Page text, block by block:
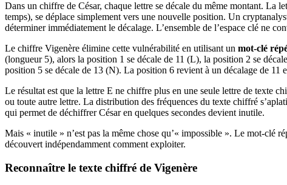
Dans un chiffre de César, chaque lettre se décale du même montant. La
temps), se déplace simplement vers une nouvelle position. Un
déterminer immédiatement le décalage. L’ensemble de l’espace clé ne
Le chiffre Vigenère élimine cette vulnérabilité en utilisant un mot-clé
(longueur 5), alors la position 1 se décale de 11 (L), la position 2 se
position 5 se décale de 13 (N). La position 6 revient à un décalage de 11
Le résultat est que la lettre E ne chiffre plus en une seule lettre de texte
ou toute autre lettre. La distribution des fréquences du texte chiffré
qui permet de déchiffrer César en quelques secondes devient inutile.
Mais « inutile » n’est pas la même chose qu’« impossible ». Le mot-clé
découvert indépendamment comment exploiter.
Reconnaître le texte chiffré de Vigenère